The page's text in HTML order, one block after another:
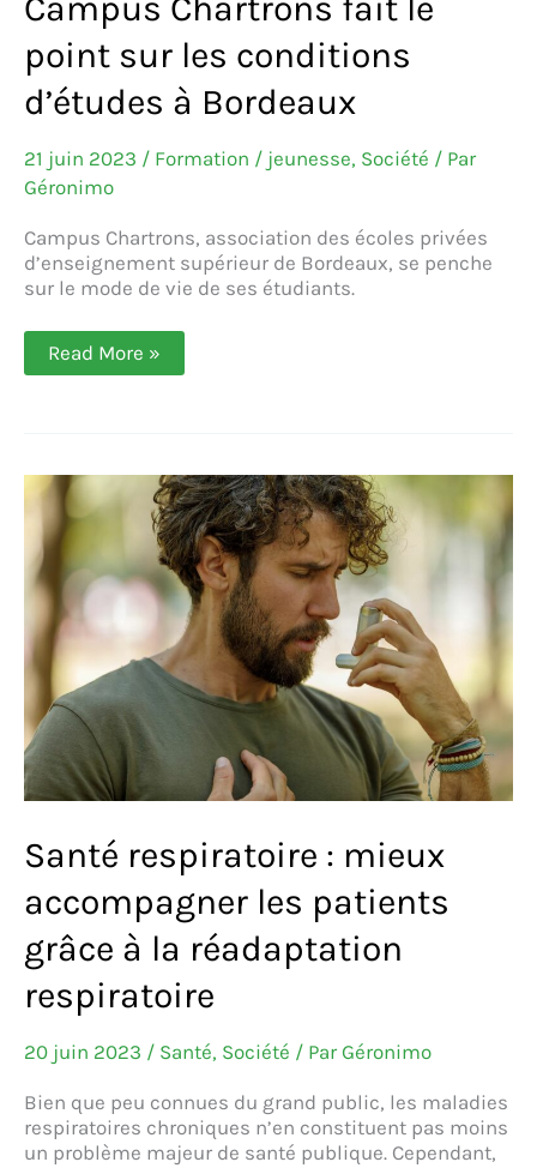
point sur les conditions
d’études à Bordeaux
21 juin 2023 / Formation / jeunesse, Société / Par
Géronimo
Campus Chartrons, association des écoles privées
d’enseignement supérieur de Bordeaux, se penche
sur le mode de vie de ses étudiants.
Campus
Chartrons
les
conditions
d’études
à
Bordeaux
Read More »
Santé respiratoire : mieux
accompagner les patients
grâce à la réadaptation
respiratoire
20 juin 2023 / Santé, Société / Par Géronimo
Bien que peu connues du grand public, les maladies
respiratoires chroniques n’en constituent pas moins
un problème majeur de santé publique. Cependant,